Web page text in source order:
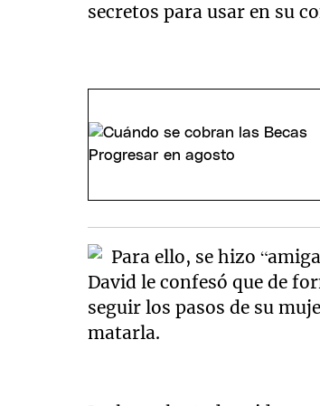
secretos para usar en su
Para ello, se hizo
David le confesó que de
seguir los pasos de su
matarla.